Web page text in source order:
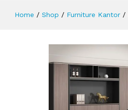
Home / Shop / Furniture Kantor /